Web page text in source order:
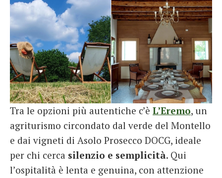
Tra le opzioni più autentiche c’è L’Eremo, un
agriturismo circondato dal verde del Montello
e dai vigneti di Asolo Prosecco DOCG, ideale
per chi cerca silenzio e semplicità. Qui
l’ospitalità è lenta e genuina, con attenzione